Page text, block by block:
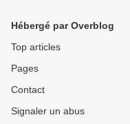
Hébergé par Overblog
Top articles
Pages
Contact
Signaler un abus